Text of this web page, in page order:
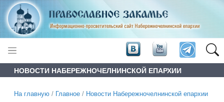
НОВОСТИ НАБЕРЕЖНОЧЕЛНИНСКОЙ ЕПАРХИИ
На главную / Главное / Новости Набережночелнинской епархии